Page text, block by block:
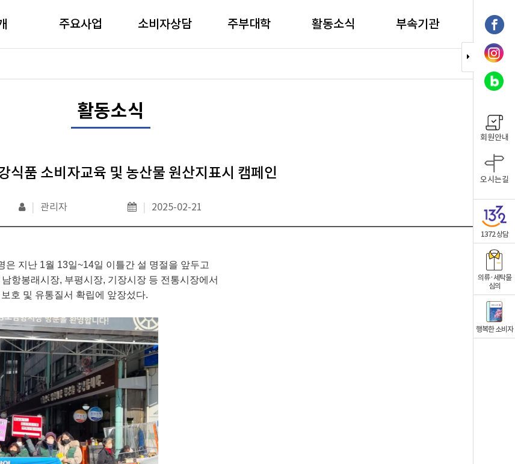
회원안내
오시는길
1372 상담
의류·세탁물
심의
행복한 소비자
주요사업 소비자상담 주부대학 활동소식 부속기관
활동소식
식품 소비자교육 및 농산물 원산지표시 캠페인
관리자 2025-02-21
은 지난 1월 13일~14일 이틀간 설 명절을 앞두고
항봉래시장, 부평시장, 기장시장 등 전통시장에서
호 및 유통질서 확립에 앞장섰다.